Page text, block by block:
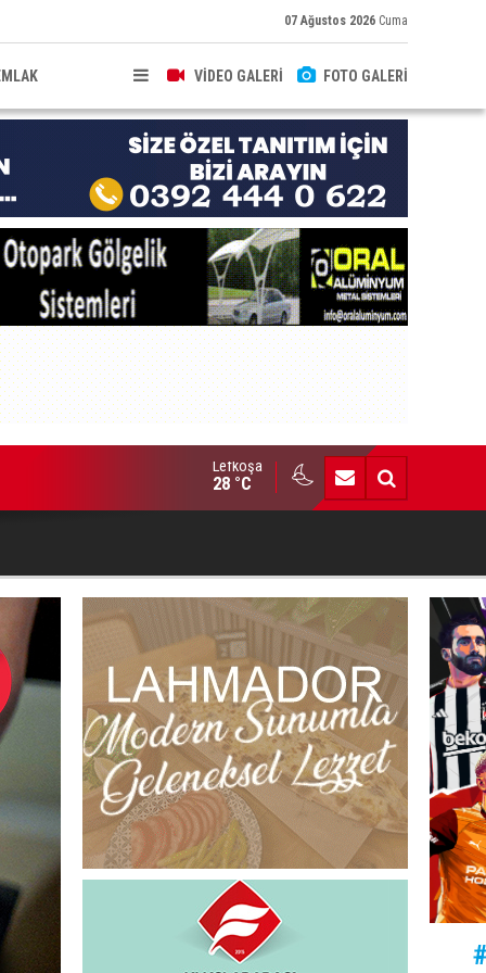
07 Ağustos 2026 Cuma
VİDEO GALERİ FOTO GALERİ
güneyinde yıllık enflasyon temmuzda yüzde 2,9 oldu
Lefkoşa
28 °C